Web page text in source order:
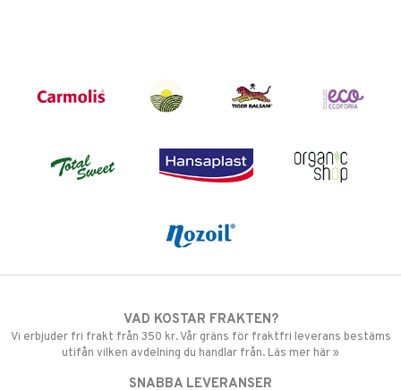
VAD KOSTAR FRAKTEN?
Vi erbjuder fri frakt från 350 kr. Vår gräns för fraktfri leverans bestäms
utifån vilken avdelning du handlar från. Läs mer här »
SNABBA LEVERANSER